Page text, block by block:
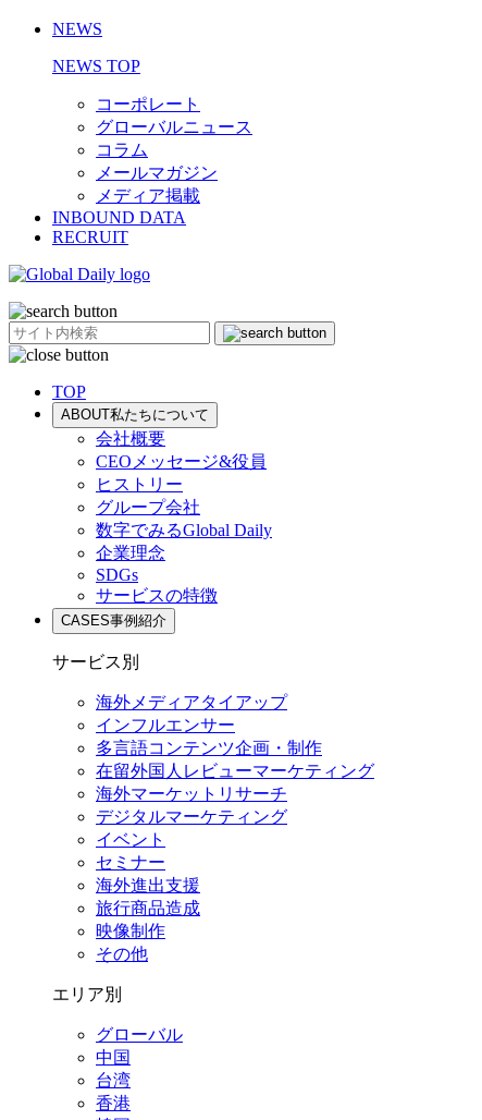
NEWS
NEWS TOP
コーポレート
グローバルニュース
コラム
メールマガジン
メディア掲載
INBOUND DATA
RECRUIT
TOP
ABOUT私たちについて
会社概要
CEOメッセージ&役員
ヒストリー
グループ会社
数字でみるGlobal Daily
企業理念
SDGs
サービスの特徴
CASES事例紹介
サービス別
海外メディアタイアップ
インフルエンサー
多言語コンテンツ企画・制作
在留外国⼈レビューマーケティング
海外マーケットリサーチ
デジタルマーケティング
イベント
セミナー
海外進出支援
旅行商品造成
映像制作
その他
エリア別
グローバル
中国
台湾
香港